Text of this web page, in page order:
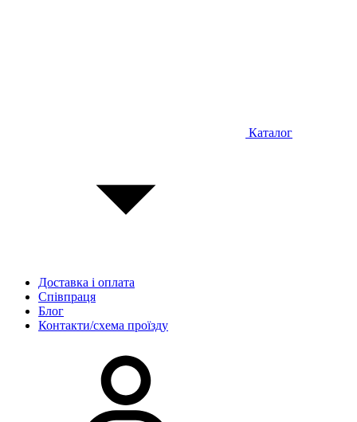
Каталог
Доставка і оплата
Співпраця
Блог
Контакти/схема проїзду